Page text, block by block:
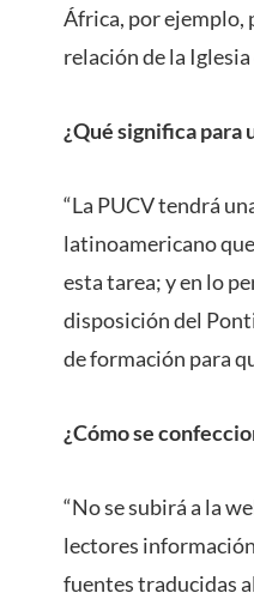
África, por ejemplo,
relación de la
¿Qué significa
“La PUCV tendrá
latinoamericano
esta tarea; y en lo
disposición del
de formación para
¿Cómo se
“No se subirá a la
lectores
fuentes traducidas